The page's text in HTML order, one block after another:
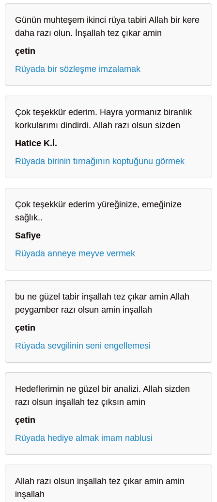
Günün muhteşem ikinci rüya tabiri Allah bir kere
daha razı olun. İnşallah tez çıkar amin
çetin
Rüyada bir sözleşme imzalamak
Çok teşekkür ederim. Hayra yormanız biranlık
korkularımı dindirdi. Allah razı olsun sizden
Hatice K.İ.
Rüyada birinin tırnağının koptuğunu görmek
Çok teşekkür ederim yüreğinize, emeğinize
sağlık..
Safiye
Rüyada anneye meyve vermek
bu ne güzel tabir inşallah tez çıkar amin Allah
peygamber razı olsun amin inşallah
çetin
Rüyada sevgilinin seni engellemesi
Hedeflerimin ne güzel bir analizi. Allah sizden
razı olsun inşallah tez çıksın amin
çetin
Rüyada hediye almak imam nablusi
Allah razı olsun inşallah tez çıkar amin amin
inşallah